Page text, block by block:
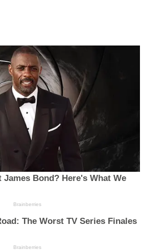
Bond? Here's What We
Brainberries
The Worst TV Series Finales
Brainberries